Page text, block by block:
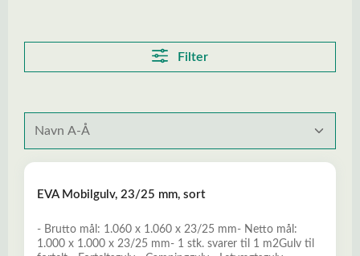
Filter
EVA Mobilgulv, 23/25 mm, sort
- Brutto mål: 1.060 x 1.060 x 23/25 mm- Netto mål:
1.000 x 1.000 x 23/25 mm- 1 stk. svarer til 1 m2Gulv til